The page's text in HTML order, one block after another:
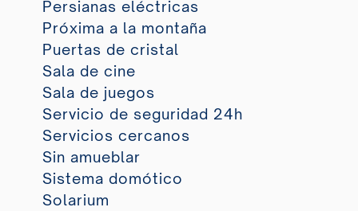
Persianas eléctricas
Próxima a la montaña
Puertas de cristal
Sala de cine
Sala de juegos
Servicio de seguridad 24h
Servicios cercanos
Sin amueblar
Sistema domótico
Solarium